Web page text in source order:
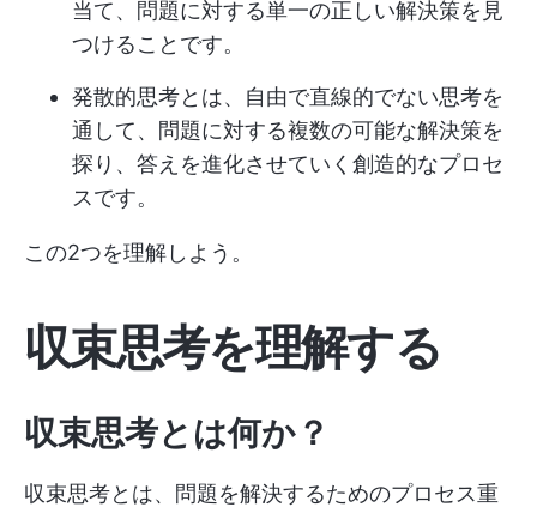
当て、問題に対する単一の正しい解決策を見
つけることです。
発散的思考とは、自由で直線的でない思考を
通して、問題に対する複数の可能な解決策を
探り、答えを進化させていく創造的なプロセ
スです。
この2つを理解しよう。
収束思考を理解する
収束思考とは何か？
収束思考とは、問題を解決するためのプロセス重